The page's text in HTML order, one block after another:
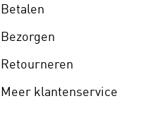
Betalen
Bezorgen
Retourneren
Meer klantenservice